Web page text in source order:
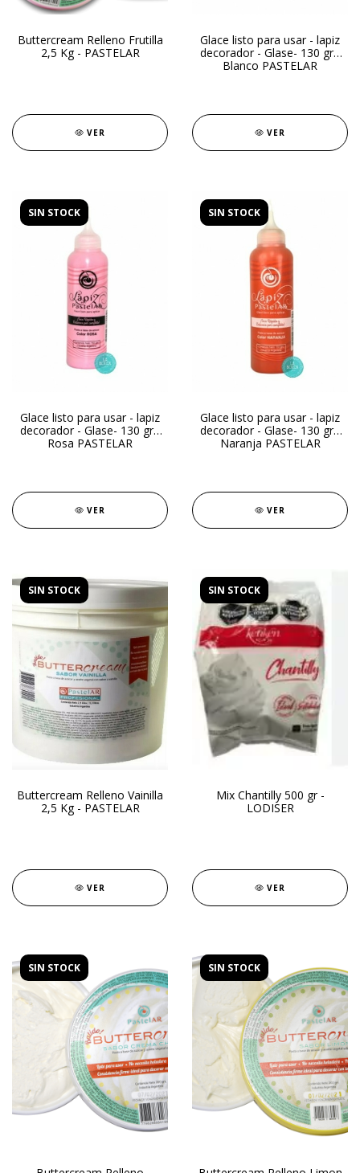
Buttercream Relleno Frutilla
2,5 Kg - PASTELAR
VER
Glace listo para usar - lapiz
decorador - Glase- 130 gr -
Blanco PASTELAR
VER
SIN STOCK
Glace listo para usar - lapiz
decorador - Glase- 130 gr -
Rosa PASTELAR
VER
SIN STOCK
Glace listo para usar - lapiz
decorador - Glase- 130 gr -
Naranja PASTELAR
VER
SIN STOCK
Buttercream Relleno Vainilla
2,5 Kg - PASTELAR
VER
SIN STOCK
Mix Chantilly 500 gr -
LODISER
VER
SIN STOCK SIN STOCK